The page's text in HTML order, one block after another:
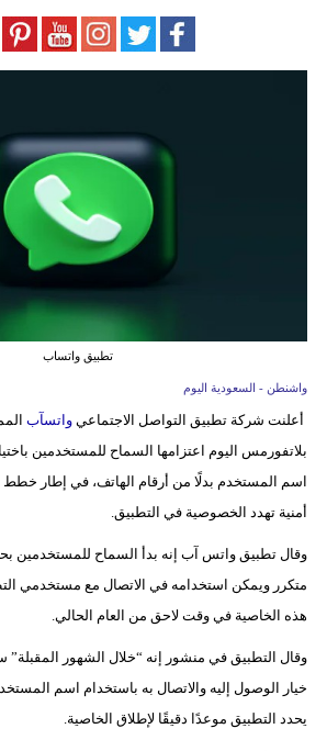
تطبيق واتساب
واشنطن - السعودية اليوم
أعلنت شركة تطبيق التواصل الاجتماعيواتسآب
بلاتفورمس اليوم اعتزامها السماح للمستخدمين
اسم المستخدم بدلًا من أرقام الهاتف، في إطار
أمنية تهدد الخصوصية في التطبيق.
وقال تطبيق واتس آب إنه بدأ السماح للمستخدمين
متكرر ويمكن استخدامه في الاتصال مع مستخدمي
هذه الخاصية في وقت لاحق من العام الحالي.
وقال التطبيق في منشور إنه “خلال الشهور
خيار الوصول إليه والاتصال به باستخدام اسم
يحدد التطبيق موعدًا دقيقًا لإطلاق الخاصية.